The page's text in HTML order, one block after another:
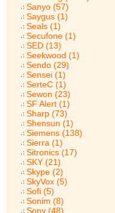
Sanyo (57)
Saygus (1)
Seals (1)
Secufone (1)
SED (13)
Seekwood (1)
Sendo (29)
Sensei (1)
SerteC (1)
Sewon (23)
SF Alert (1)
Sharp (73)
Shensun (1)
Siemens (138)
Sierra (1)
Sitronics (17)
SKY (21)
Skype (2)
SkyVox (5)
Sofi (5)
Sonim (8)
Sony (48)